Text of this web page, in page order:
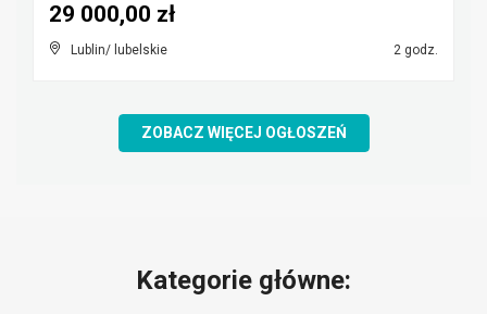
Lublin/ lubelskie 2 godz.
29 000,00 zł
ZOBACZ WIĘCEJ OGŁOSZEŃ
Kategorie główne: